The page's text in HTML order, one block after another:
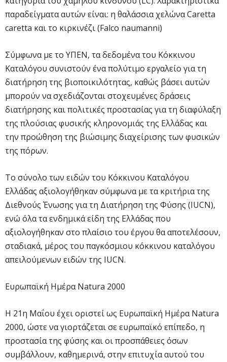
παραδείγματα αυτών είναι: η θαλάσσια χελώνα Caretta
caretta και το κιρκινέζι (Falco naumanni)
Σύμφωνα με το ΥΠΕΝ, τα δεδομένα του Κόκκινου
Καταλόγου συνιστούν ένα πολύτιμο εργαλείο για τη
διατήρηση της βιοποικιλότητας, καθώς βάσει αυτών
μπορούν να σχεδιάζονται στοχευμένες δράσεις
διατήρησης και πολιτικές προστασίας για τη διαφύλαξη
της πλούσιας φυσικής κληρονομιάς της Ελλάδας και
την προώθηση της βιώσιμης διαχείρισης των φυσικών
της πόρων.
Το σύνολο των ειδών του Κόκκινου Καταλόγου
Ελλάδας αξιολογήθηκαν σύμφωνα με τα κριτήρια της
Διεθνούς Ένωσης για τη Διατήρηση της Φύσης (IUCN),
ενώ όλα τα ενδημικά είδη της Ελλάδας που
αξιολογήθηκαν στο πλαίσιο του έργου θα αποτελέσουν,
σταδιακά, μέρος του παγκόσμιου κόκκινου καταλόγου
απειλούμενων ειδών της IUCN.
Ευρωπαϊκή Ημέρα Natura 2000
Η 21η Μαΐου έχει οριστεί ως Ευρωπαϊκή Ημέρα Natura
2000, ώστε να γιορτάζεται σε ευρωπαϊκό επίπεδο, η
προστασία της φύσης και οι προσπάθειες όσων
συμβάλλουν, καθημερινά, στην επιτυχία αυτού του